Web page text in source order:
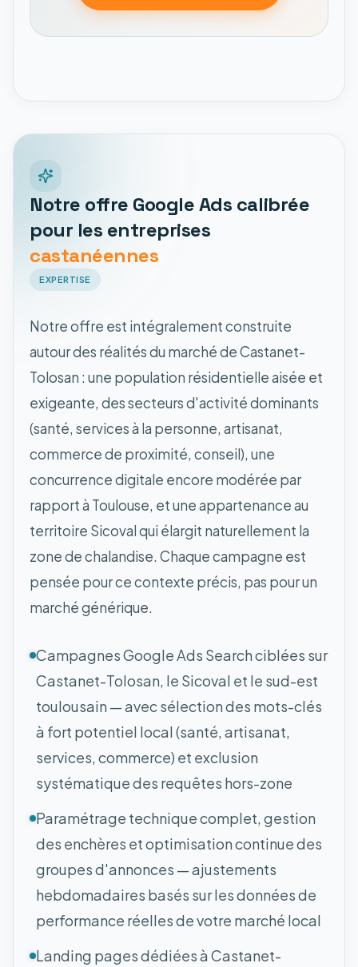
Notre offre Google Ads calibrée
pour les entreprises
castanéennes
EXPERTISE
Notre offre est intégralement construite
autour des réalités du marché de Castanet-
Tolosan : une population résidentielle aisée et
exigeante, des secteurs d'activité dominants
(santé, services à la personne, artisanat,
commerce de proximité, conseil), une
concurrence digitale encore modérée par
rapport à Toulouse, et une appartenance au
territoire Sicoval qui élargit naturellement la
zone de chalandise. Chaque campagne est
pensée pour ce contexte précis, pas pour un
marché générique.
Campagnes Google Ads Search ciblées sur
Castanet-Tolosan, le Sicoval et le sud-est
toulousain — avec sélection des mots-clés
à fort potentiel local (santé, artisanat,
services, commerce) et exclusion
systématique des requêtes hors-zone
Paramétrage technique complet, gestion
des enchères et optimisation continue des
groupes d'annonces — ajustements
hebdomadaires basés sur les données de
performance réelles de votre marché local
Landing pages dédiées à Castanet-